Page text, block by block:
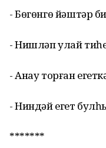
- Бөгөнгө йәштәр
- Нишләп улай
- Анау торған
- Ниндәй егет
*******